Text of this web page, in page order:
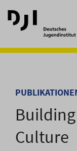
Direkt
zum
Hauptinhalt
Direkt
zum
Hauptmenü
Culture